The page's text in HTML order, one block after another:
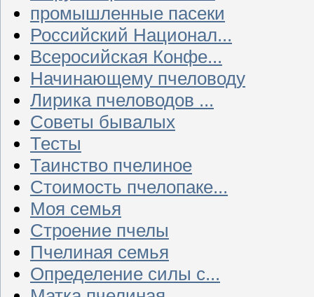
промышленные пасеки
Российский Национал...
Всеросийская Конфе...
Начинающему пчеловоду
Лирика пчеловодов ...
Советы бывалых
Тесты
Таинство пчелиное
Стоимость пчелопаке...
Моя семья
Строение пчелы
Пчелиная семья
Определение силы с...